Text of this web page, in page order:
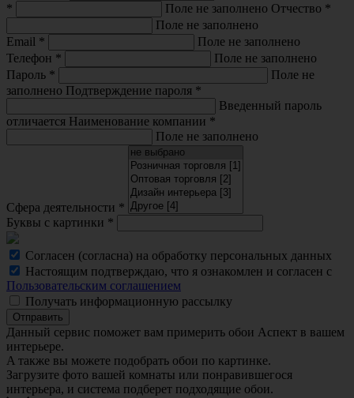
*
Поле не заполнено Отчество *
Поле не заполнено
Email *
Поле не заполнено
Телефон *
Поле не заполнено
Пароль *
Поле не
заполнено Подтверждение пароля *
Введенный пароль
отличается Наименование компании *
Поле не заполнено
Сфера деятельности *
Буквы с картинки *
Согласен (согласна) на обработку персональных данных
Настоящим подтверждаю, что я ознакомлен и согласен с
Пользовательским соглашением
Получать информационную рассылку
Отправить
Данный сервис поможет вам примерить обои Аспект в вашем
интерьере.
A также вы можете подобрать обои по картинке.
Загрузите фото вашей комнаты или понравившегося
интерьера, и система подберет подходящие обои.